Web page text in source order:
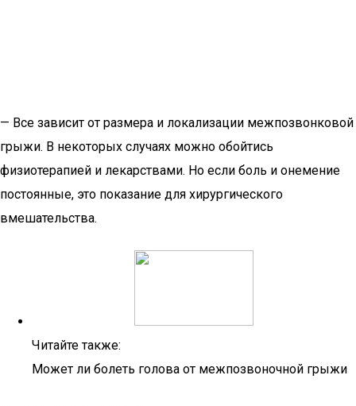
— Все зависит от размера и локализации межпозвонковой
грыжи. В некоторых случаях можно обойтись
физиотерапией и лекарствами. Но если боль и онемение
постоянные, это показание для хирургического
вмешательства.
Читайте также:
Может ли болеть голова от межпозвоночной грыжи